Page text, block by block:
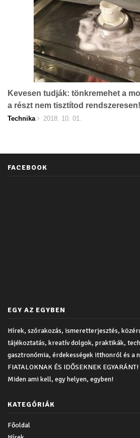
Kevesen tudják: tönkremehet a
a részt nem tisztítod rendszeresen!
Technika 2018. 10. 01.
FACEBOOK
EGY AZ EGYBEN
Hírek, szórakozás, ismeretterjesztés,
tájékoztatás, kreatív dolgok, praktikák,
gasztronómia, érdekességek itthonról és a
FIATALOKNAK ÉS IDŐSEKNEK EGYARÁNT!
Miden ami kell, egy helyen, egyben!
KATEGÓRIÁK
Főoldal